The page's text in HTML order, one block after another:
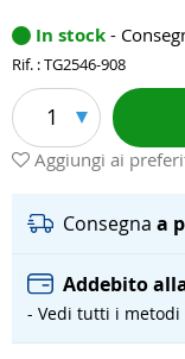
In stock -
Rif. : TG2546-908
1
Aggiungi ai
Consegna a
Addebito
- Vedi tutti i